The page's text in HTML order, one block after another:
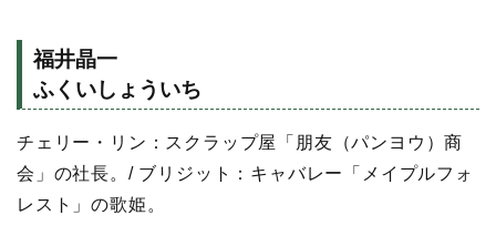
福井晶一
ふくいしょういち
チェリー・リン：スクラップ屋「朋友（パンヨウ）商
会」の社長。/ ブリジット：キャバレー「メイプルフォ
レスト」の歌姫。